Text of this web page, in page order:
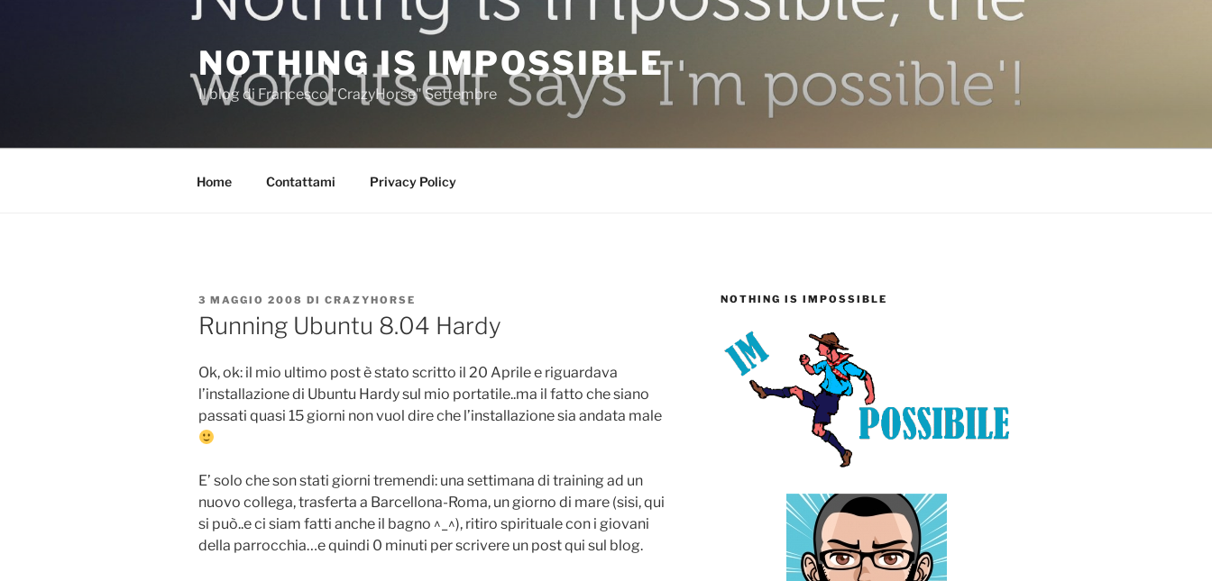
NOTHING IS IMPOSSIBLE
Il blog di Francesco "CrazyHorse" Settembre
Home Contattami Privacy Policy
PUBBLICATO
IL
3 MAGGIO 2008 DI CRAZYHORSE
Running Ubuntu 8.04 Hardy
Ok, ok: il mio ultimo post è stato scritto il 20 Aprile e riguardava
l’installazione di Ubuntu Hardy sul mio portatile..ma il fatto che siano
passati quasi 15 giorni non vuol dire che l’installazione sia andata male
E’ solo che son stati giorni tremendi: una settimana di training ad un
nuovo collega, trasferta a Barcellona-Roma, un giorno di mare (sisi, qui
si può..e ci siam fatti anche il bagno ^_^), ritiro spirituale con i giovani
della parrocchia…e quindi 0 minuti per scrivere un post qui sul blog.
NOTHING IS IMPOSSIBLE